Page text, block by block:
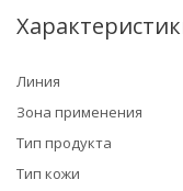
Линия
Зона применения
Тип продукта
Тип кожи